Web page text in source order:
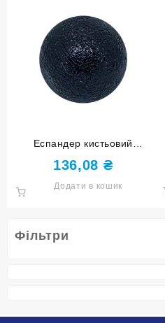
Фільтри
Еспандер кистьовий
КУЛЬКА чорний DQ-W-Black
136,08 ₴
Додати в кошик